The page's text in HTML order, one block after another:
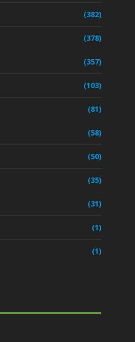
(382)
(378)
(357)
(103)
(81)
(58)
(50)
(35)
(31)
(1)
(1)